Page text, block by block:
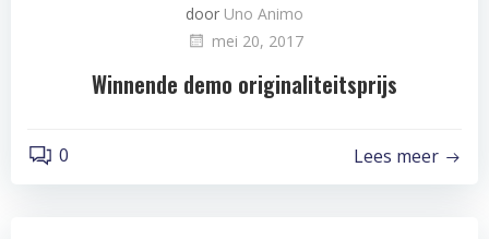
door Uno Animo
mei 20, 2017
Winnende demo originaliteitsprijs
0 Lees meer